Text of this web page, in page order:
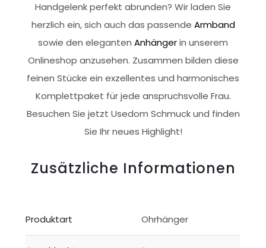
Handgelenk perfekt abrunden? Wir laden Sie
herzlich ein, sich auch das passende Armband
sowie den eleganten Anhängerin unserem
Onlineshop anzusehen. Zusammen bilden diese
feinen Stücke ein exzellentes und harmonisches
Komplettpaket für jede anspruchsvolle Frau.
Besuchen Sie jetzt Usedom Schmuck und finden
Sie Ihr neues Highlight!
Zusätzliche Informationen
Produktart Ohrhänger